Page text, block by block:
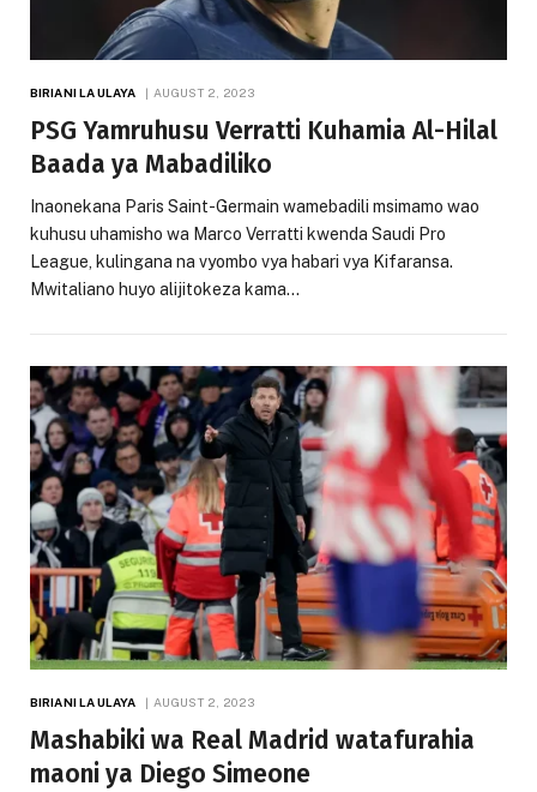
BIRIANI LA ULAYA AUGUST 2, 2023
PSG Yamruhusu Verratti Kuhamia Al-Hilal
Baada ya Mabadiliko
Inaonekana Paris Saint-Germain wamebadili msimamo wao
kuhusu uhamisho wa Marco Verratti kwenda Saudi Pro
League, kulingana na vyombo vya habari vya Kifaransa.
Mwitaliano huyo alijitokeza kama…
BIRIANI LA ULAYA AUGUST 2, 2023
Mashabiki wa Real Madrid watafurahia
maoni ya Diego Simeone